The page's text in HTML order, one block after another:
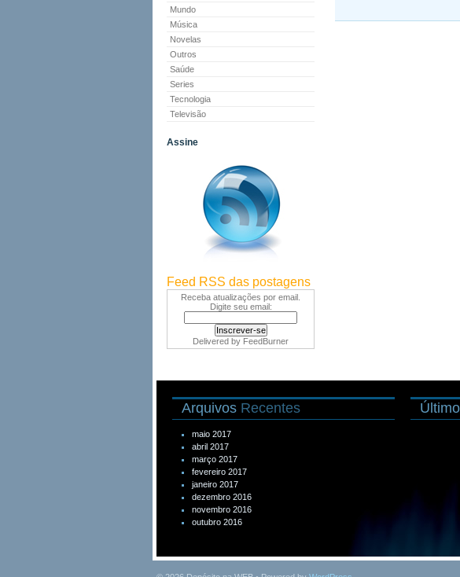
Mundo
Música
Novelas
Outros
Saúde
Series
Tecnologia
Televisão
Assine
Feed RSS das postagens
Receba atualizações por email.
Digite seu email:
Delivered by FeedBurner
Arquivos Recentes
maio 2017
abril 2017
março 2017
fevereiro 2017
janeiro 2017
dezembro 2016
novembro 2016
outubro 2016